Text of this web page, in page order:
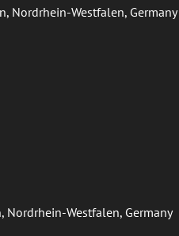
Nordrhein-Westfalen, Germany
Nordrhein-Westfalen, Germany